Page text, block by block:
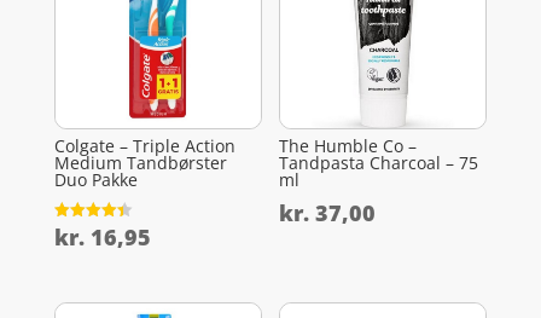
Colgate – Triple Action
Medium Tandbørster
Duo Pakke
Vurderet
4.4
kr.16,95
The Humble Co –
Tandpasta Charcoal – 75
ml
kr. 37,00